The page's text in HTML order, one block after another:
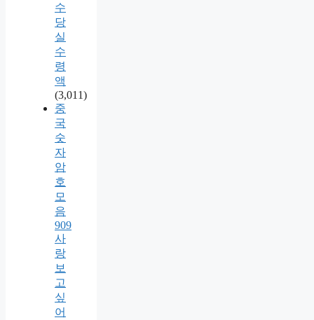
수
당
실
수
령
액
(3,011)
중
국
숫
자
암
호
모
음
909
사
랑
보
고
싶
어